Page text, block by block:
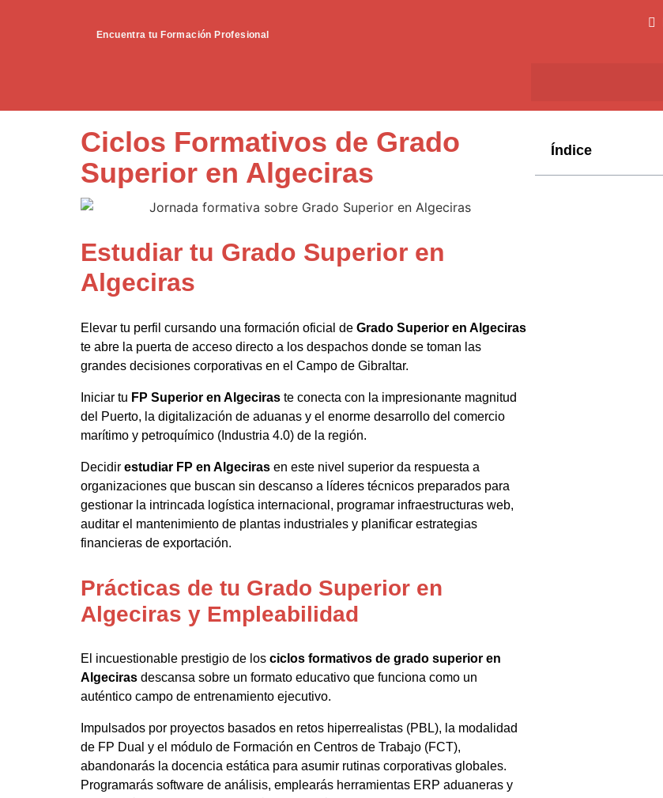
Encuentra tu Formación Profesional
Ciclos Formativos de Grado
Superior en Algeciras
Estudiar tu Grado Superior en
Algeciras
Elevar tu perfil cursando una formación oficial de Grado Superior en Algeciras
te abre la puerta de acceso directo a los despachos donde se toman las
grandes decisiones corporativas en el Campo de Gibraltar.
Iniciar tu FP Superior en Algeciras te conecta con la impresionante magnitud
del Puerto, la digitalización de aduanas y el enorme desarrollo del comercio
marítimo y petroquímico (Industria 4.0) de la región.
Decidir estudiar FP en Algeciras en este nivel superior da respuesta a
organizaciones que buscan sin descanso a líderes técnicos preparados para
gestionar la intrincada logística internacional, programar infraestructuras web,
auditar el mantenimiento de plantas industriales y planificar estrategias
financieras de exportación.
Prácticas de tu Grado Superior en
Algeciras y Empleabilidad
El incuestionable prestigio de los ciclos formativos de grado superior en
Algeciras descansa sobre un formato educativo que funciona como un
auténtico campo de entrenamiento ejecutivo.
Impulsados por proyectos basados en retos hiperrealistas (PBL), la modalidad
de FP Dual y el módulo de Formación en Centros de Trabajo (FCT),
abandonarás la docencia estática para asumir rutinas corporativas globales.
Programarás software de análisis, emplearás herramientas ERP aduaneras y
Índice